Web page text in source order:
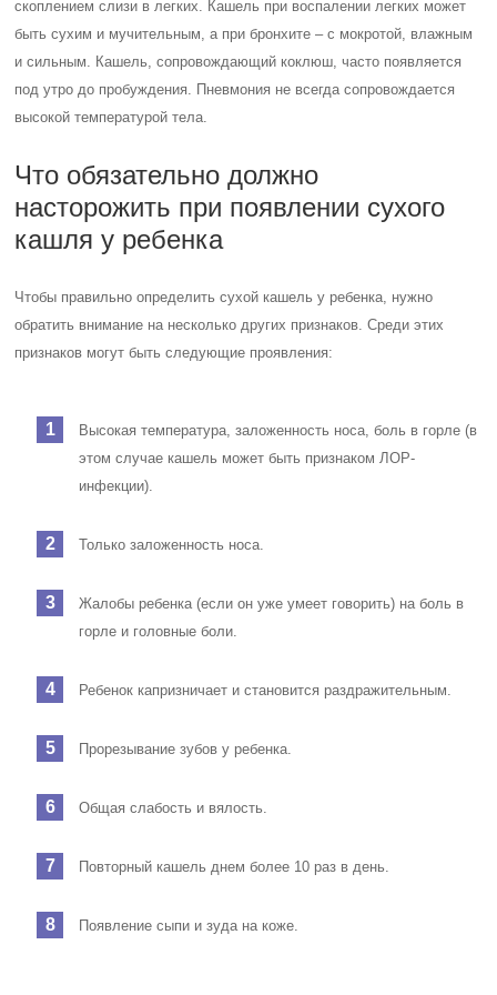
скоплением слизи в легких. Кашель при воспалении легких может
быть сухим и мучительным, а при бронхите – с мокротой, влажным
и сильным. Кашель, сопровождающий коклюш, часто появляется
под утро до пробуждения. Пневмония не всегда сопровождается
высокой температурой тела.
Что обязательно должно
насторожить при появлении сухого
кашля у ребенка
Чтобы правильно определить сухой кашель у ребенка, нужно
обратить внимание на несколько других признаков. Среди этих
признаков могут быть следующие проявления:
Высокая температура, заложенность носа, боль в горле (в
этом случае кашель может быть признаком ЛОР-
инфекции).
Только заложенность носа.
Жалобы ребенка (если он уже умеет говорить) на боль в
горле и головные боли.
Ребенок капризничает и становится раздражительным.
Прорезывание зубов у ребенка.
Общая слабость и вялость.
Повторный кашель днем более 10 раз в день.
Появление сыпи и зуда на коже.